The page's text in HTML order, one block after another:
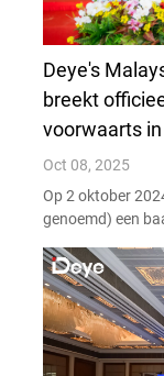
Deye's
breekt
voorwaarts
Oct 08, 2025
Op 2 oktober
genoemd) een